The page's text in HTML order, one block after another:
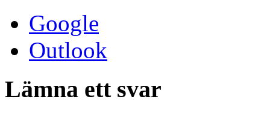
Google
Outlook
Lämna ett svar